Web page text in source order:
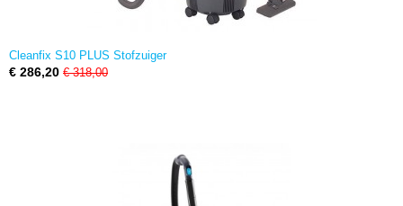
Cleanfix S10 PLUS Stofzuiger
€ 286,20 € 318,00